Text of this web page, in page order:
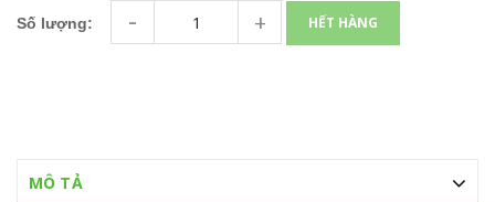
Số lượng: - + HẾT HÀNG
MÔ TẢ